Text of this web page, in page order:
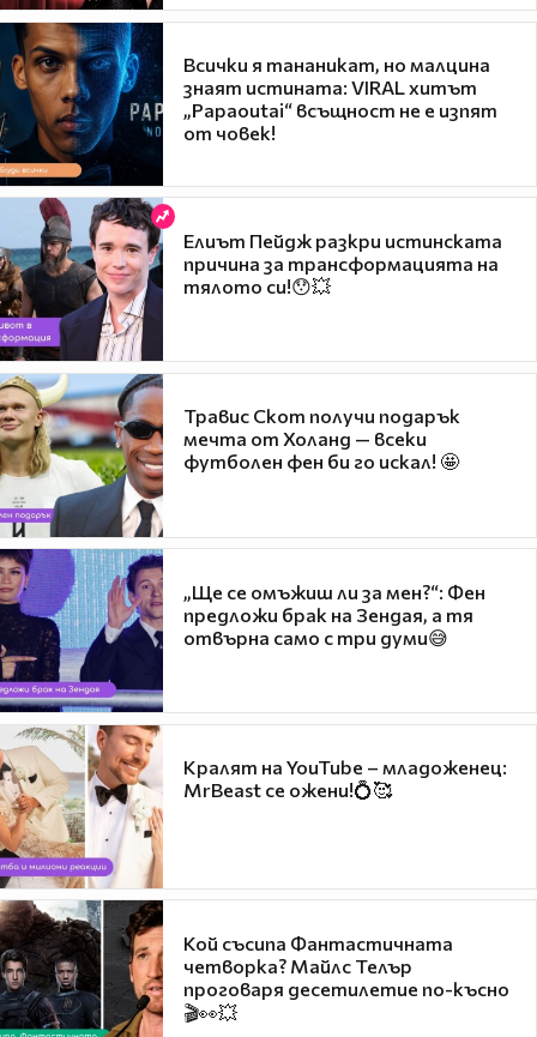
Всички я тананикат, но малцина
знаят истината: VIRAL хитът
„Papaoutai“ всъщност не е изпят
от човек!
Елиът Пейдж разкри истинската
причина за трансформацията на
тялото си!😯💥
Травис Скот получи подарък
мечта от Холанд — всеки
футболен фен би го искал! 🤩
„Ще се омъжиш ли за мен?“: Фен
предложи брак на Зендая, а тя
отвърна само с три думи😅
Кралят на YouTube – младоженец:
MrBeast се ожени!💍🥰
Кой съсипа Фантастичната
четворка? Майлс Телър
проговаря десетилетие по-късно
🎬👀💥